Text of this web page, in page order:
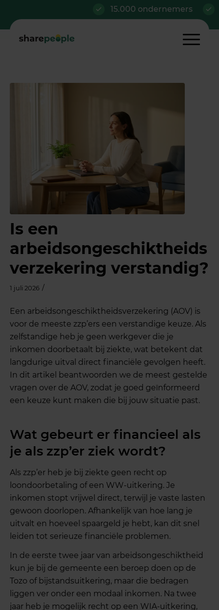
15.000 ondernemers Al
Is een
arbeidsongeschiktheids
verzekering verstandig?
1 juli 2026 /
Een arbeidsongeschiktheidsverzekering (AOV) is
voor de meeste zzp’ers een verstandige keuze. Als
zelfstandige heb je geen werkgever die je
inkomen doorbetaalt bij ziekte, wat betekent dat
langdurige uitval direct financiële gevolgen heeft.
In dit artikel beantwoorden we de meest gestelde
vragen over de AOV, zodat je goed geïnformeerd
een keuze kunt maken die bij jouw situatie past.
Wat gebeurt er financieel als
je als zzp’er ziek wordt?
Als zzp’er heb je bij ziekte geen recht op
loondoorbetaling of een WW-uitkering. Je
inkomen stopt vrijwel direct, terwijl je vaste lasten
gewoon doorlopen. Afhankelijk van hoe lang je
uitvalt en hoeveel spaargeld je hebt, kan dit snel
leiden tot serieuze financiële problemen.
In de eerste twee jaar van arbeidsongeschiktheid
kun je bij de gemeente een beroep doen op de
Tozo of bijstandsuitkering, maar die bedragen
liggen ver onder een modaal inkomen. Na twee
jaar heb je mogelijk recht op een WIA-uitkering,